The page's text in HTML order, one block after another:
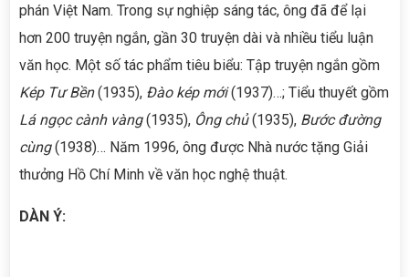
phán Việt Nam. Trong sự nghiệp sáng tác, ông đã để lại
hơn 200 truyện ngắn, gần 30 truyện dài và nhiều tiểu luận
văn học. Một số tác phẩm tiêu biểu: Tập truyện ngắn gồm
Kép Tư Bền(1935), Đào kép mới(1937)…; Tiểu thuyết gồm
Lá ngọc cành vàng(1935), Ông chủ(1935), Bước đường
cùng(1938)… Năm 1996, ông được Nhà nước tặng Giải
thưởng Hồ Chí Minh về văn học nghệ thuật.
DÀN Ý: